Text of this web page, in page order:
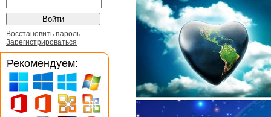
Восстановить пароль
Зарегистрироваться
Рекомендуем: